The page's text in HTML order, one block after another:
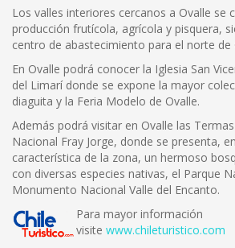
Los valles interiores cercanos a Ovalle se
producción frutícola, agrícola y pisquera,
centro de abastecimiento para el norte de
En Ovalle podrá conocer la Iglesia San
del Limarí donde se expone la mayor
diaguita y la Feria Modelo de Ovalle.
Además podrá visitar en Ovalle las
Nacional Fray Jorge, donde se presenta,
característica de la zona, un hermoso
con diversas especies nativas, el Parque
Monumento Nacional Valle del Encanto.
Para mayor información
visite www.chileturistico.com